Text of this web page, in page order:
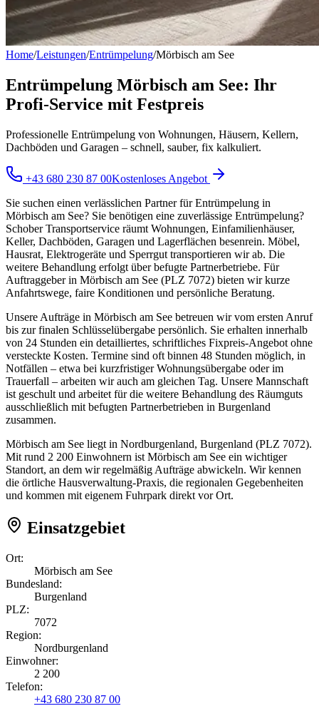
Home/Leistungen/Entrümpelung/Mörbisch am See
Entrümpelung Mörbisch am See: Ihr
Profi-Service mit Festpreis
Professionelle Entrümpelung von Wohnungen, Häusern, Kellern,
Dachböden und Garagen – schnell, sauber, fix kalkuliert.
+43 680 230 87 00Kostenloses Angebot
Sie suchen einen verlässlichen Partner für Entrümpelung in
Mörbisch am See? Sie benötigen eine zuverlässige Entrümpelung?
Schober Transportservice räumt Wohnungen, Einfamilienhäuser,
Keller, Dachböden, Garagen und Lagerflächen besenrein. Möbel,
Hausrat, Elektrogeräte und Sperrgut transportieren wir ab. Die
weitere Behandlung erfolgt über befugte Partnerbetriebe. Für
Auftraggeber in Mörbisch am See (PLZ 7072) bieten wir kurze
Anfahrtswege, faire Konditionen und persönliche Beratung.
Unsere Aufträge in Mörbisch am See betreuen wir vom ersten Anruf
bis zur finalen Schlüsselübergabe persönlich. Sie erhalten innerhalb
von 24 Stunden ein detailliertes, schriftliches Fixpreis-Angebot ohne
versteckte Kosten. Termine sind oft binnen 48 Stunden möglich, in
Notfällen – etwa bei kurzfristiger Wohnungsübergabe oder im
Trauerfall – arbeiten wir auch am gleichen Tag. Unsere Mannschaft
ist geschult und arbeitet für die weitere Behandlung des Räumguts
ausschließlich mit befugten Partnerbetrieben in Burgenland
zusammen.
Mörbisch am See liegt in Nordburgenland, Burgenland (PLZ 7072).
Mit rund 2 200 Einwohnern ist Mörbisch am See ein wichtiger
Standort, an dem wir regelmäßig Aufträge abwickeln. Wir kennen
die örtliche Hausverwaltung-Praxis, die regionalen Gegebenheiten
und kommen mit eigenem Fuhrpark direkt vor Ort.
Einsatzgebiet
Ort:
Mörbisch am See
Bundesland:
Burgenland
PLZ:
7072
Region:
Nordburgenland
Einwohner:
2 200
Telefon:
+43 680 230 87 00